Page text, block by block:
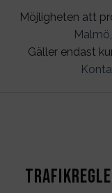
Möjligheten att
Malmö
Gäller endast